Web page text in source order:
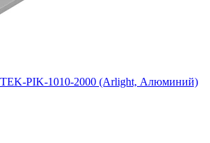
TEK-PIK-1010-2000 (Arlight, Алюминий)